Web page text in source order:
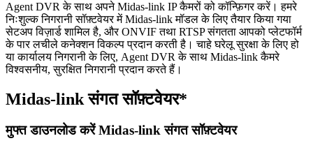
Agent DVR के साथ अपने Midas-link IP कैमरों को कॉन्फ़िगर करें। हमरे
निःशुल्क निगरानी सॉफ़्टवेयर में Midas-link मॉडल के लिए तैयार किया गया
सेटअप विज़ार्ड शामिल है, और ONVIF तथा RTSP संगतता आपको प्लेटफॉर्म
के पार लचीले कनेक्शन विकल्प प्रदान करती है। चाहे घरेलू सुरक्षा के लिए हो
या कार्यालय निगरानी के लिए, Agent DVR के साथ Midas-link कैमरे
विश्वसनीय, सुरक्षित निगरानी प्रदान करते हैं।
Midas-link संगत सॉफ़्टवेयर*
मुफ्त डाउनलोड करें Midas-link संगत सॉफ़्टवेयर